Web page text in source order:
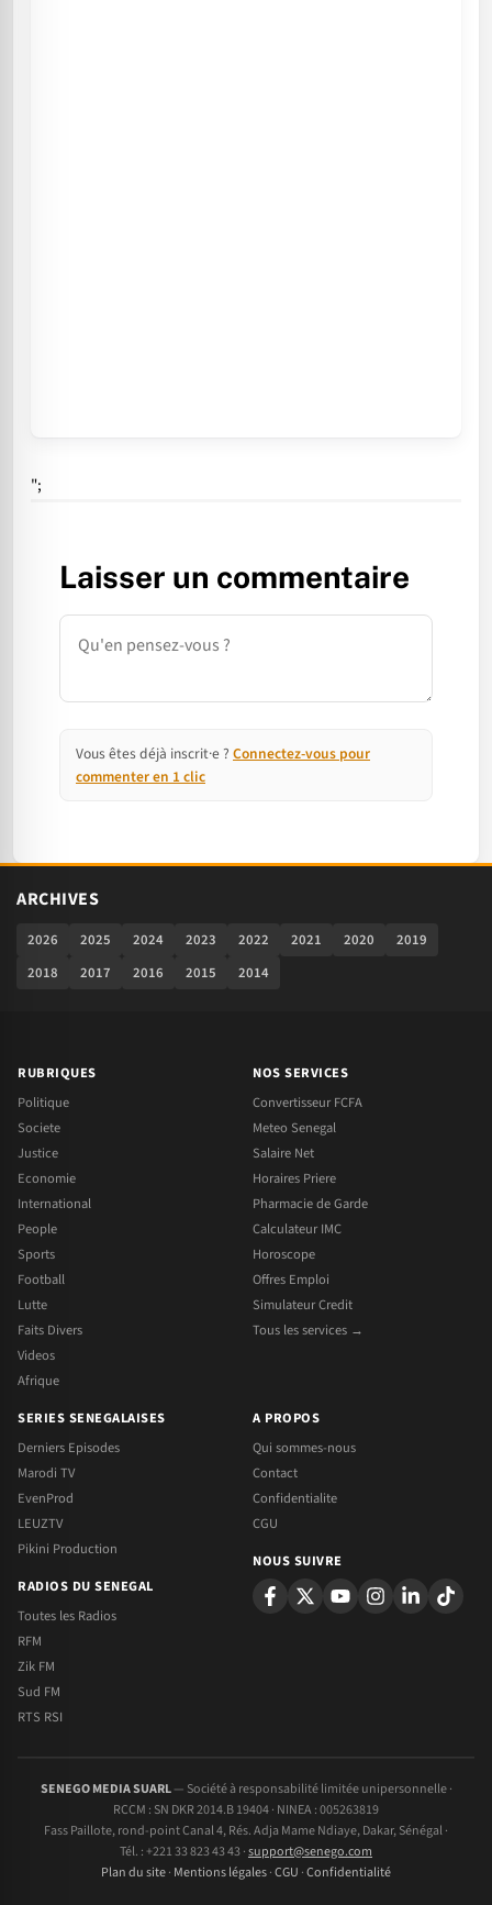
";
Laisser un commentaire
Commentaire
Vous êtes déjà inscrit·e ? Connectez-vous pour
commenter en 1 clic
ARCHIVES
2026 2025 2024 2023 2022 2021 2020
2019
2018
2017 2016 2015 2014
RUBRIQUES
Politique
Societe
Justice
Economie
International
People
Sports
Football
Lutte
Faits Divers
Videos
Afrique
NOS SERVICES
Convertisseur FCFA
Meteo Senegal
Salaire Net
Horaires Priere
Pharmacie de Garde
Calculateur IMC
Horoscope
Offres Emploi
Simulateur Credit
Tous les services →
SERIES SENEGALAISES
Derniers Episodes
Marodi TV
EvenProd
LEUZTV
Pikini Production
RADIOS DU SENEGAL
Toutes les Radios
RFM
Zik FM
Sud FM
RTS RSI
A PROPOS
Qui sommes-nous
Contact
Confidentialite
CGU
NOUS SUIVRE
SENEGO MEDIA SUARL— Société à responsabilité limitée unipersonnelle ·
RCCM : SN DKR 2014.B 19404 · NINEA : 005263819
Fass Paillote, rond-point Canal 4, Rés. Adja Mame Ndiaye, Dakar, Sénégal ·
Tél. : +221 33 823 43 43 ·support@senego.com
Plan du site· Mentions légales·CGU ·Confidentialité